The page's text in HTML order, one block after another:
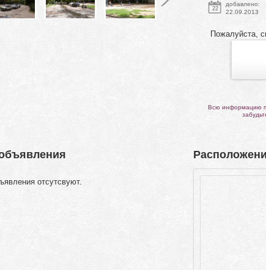
22
добавлено:
22.09.2013
Пожалуйста,
Всю информацию
отсутсвуют.